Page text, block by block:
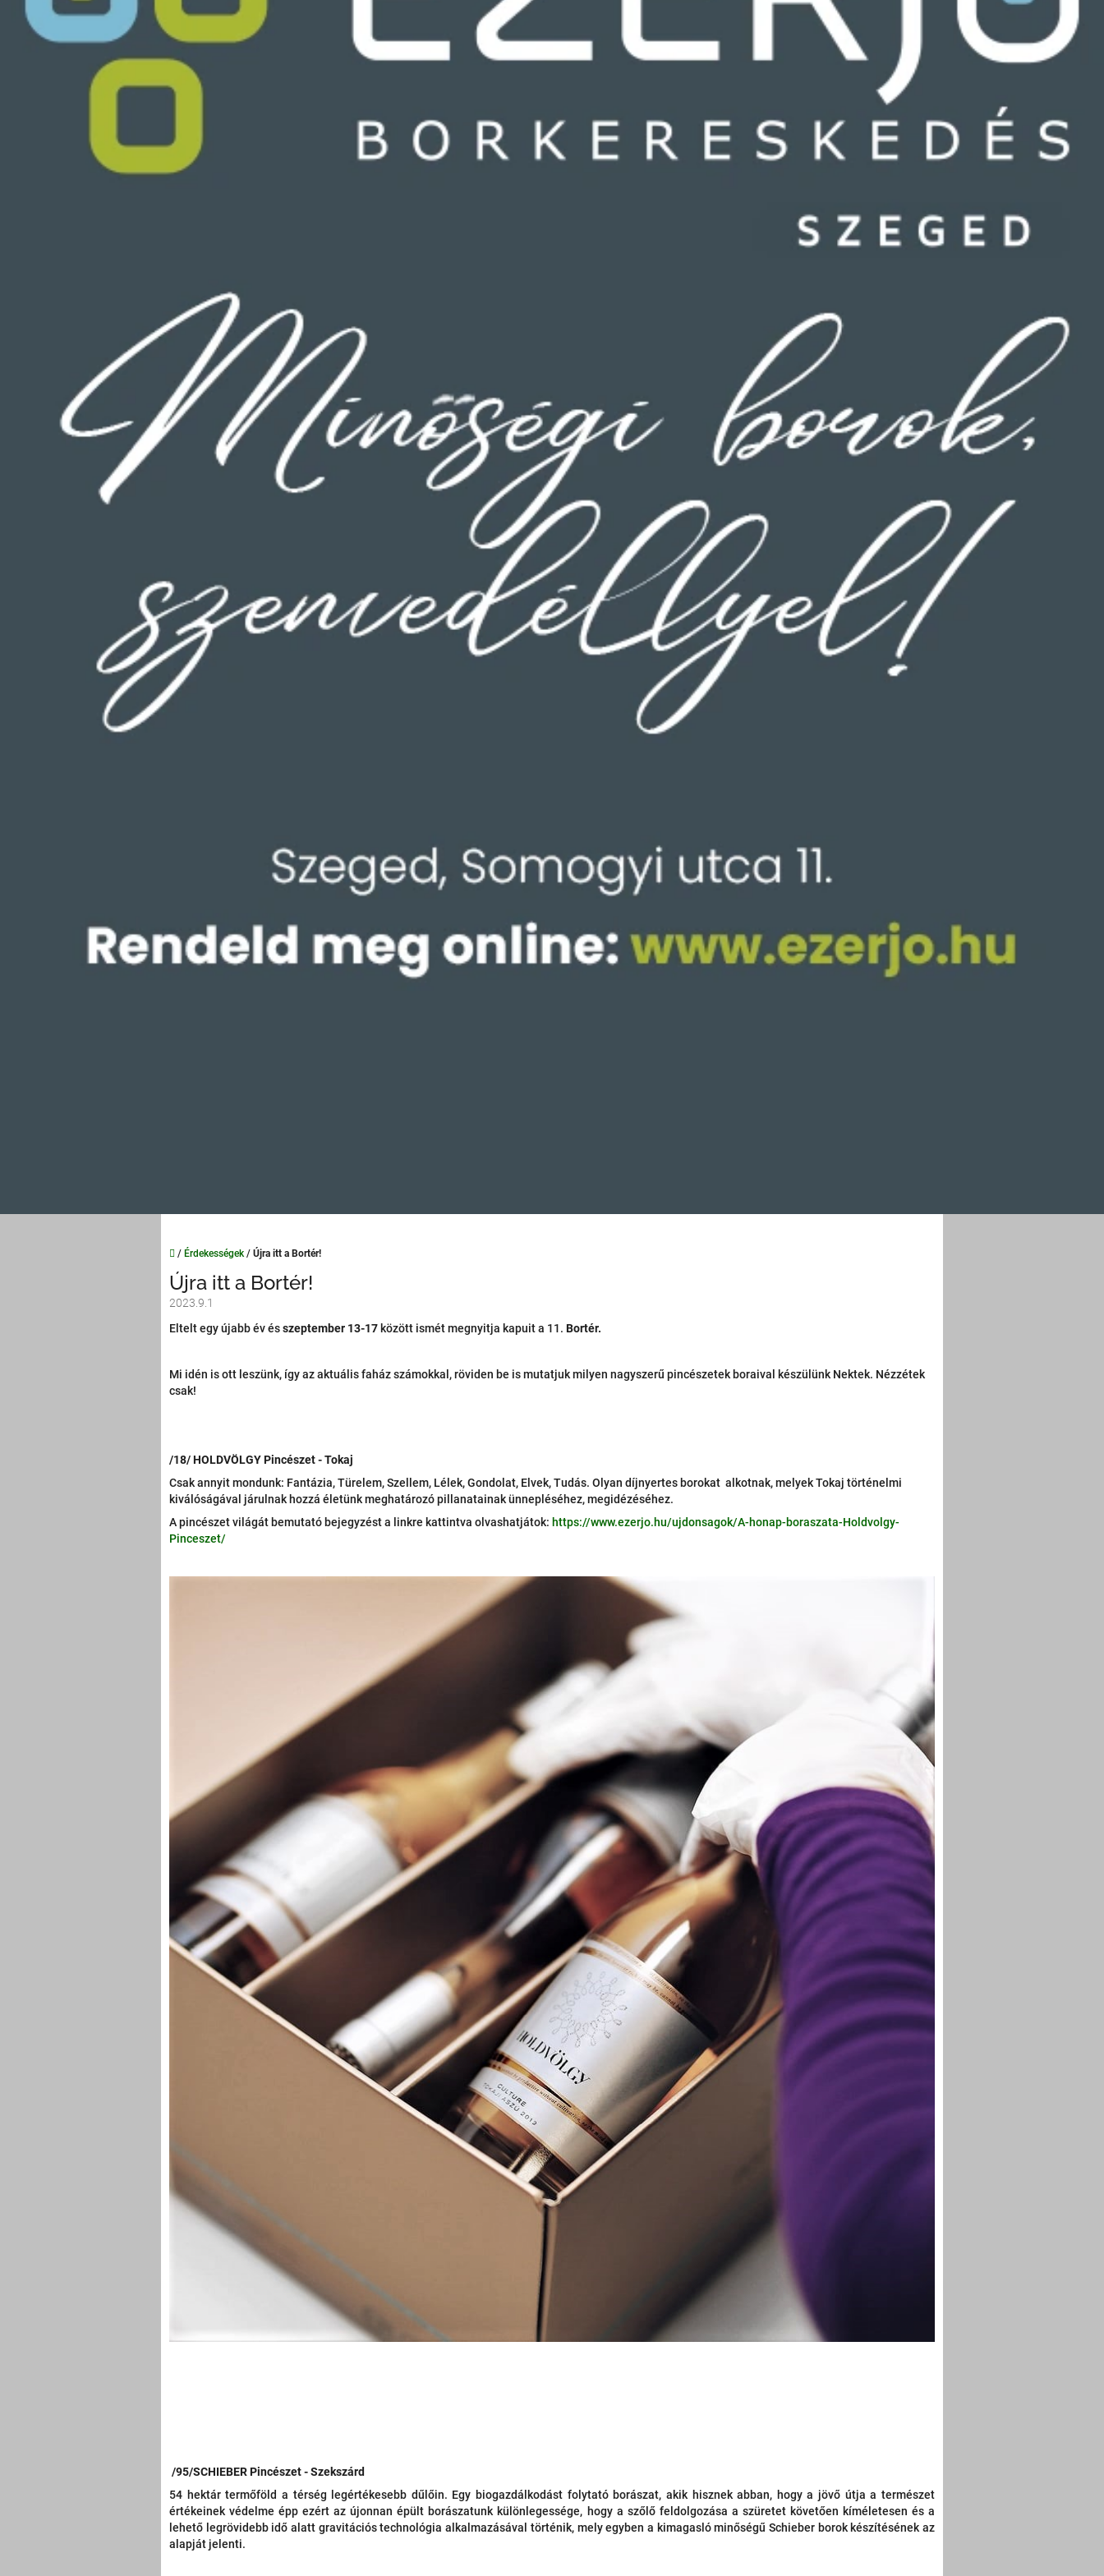
Kezdőlap
/ Érdekességek / Újra itt a Bortér!
Újra itt a Bortér!
2023.9.1
Eltelt egy újabb év ésszeptember 13-17 között ismét megnyitja kapuit a 11. Bortér.
Mi idén is ott leszünk, így az aktuális faház számokkal, röviden be is mutatjuk milyen nagyszerű pincészetek boraival készülünk Nektek. Nézzétek
csak!
/18/ HOLDVÖLGY Pincészet - Tokaj
Csak annyit mondunk: Fantázia, Türelem, Szellem, Lélek, Gondolat, Elvek, Tudás. Olyan díjnyertes borokat alkotnak, melyek Tokaj történelmi
kiválóságával járulnak hozzá életünk meghatározó pillanatainak ünnepléséhez, megidézéséhez.
A pincészet világát bemutató bejegyzést a linkre kattintva olvashatjátok: https://www.ezerjo.hu/ujdonsagok/A-honap-boraszata-Holdvolgy-
Pinceszet/
/95/SCHIEBER Pincészet - Szekszárd
54 hektár termőföld a térség legértékesebb dűlőin. Egy biogazdálkodást folytató borászat, akik hisznek abban, hogy a jövő útja a természet
értékeinek védelme épp ezért azújonnan épült borászatunk különlegessége, hogy a szőlő feldolgozása a szüretet követően kíméletesen és a
lehető legrövidebb idő alatt gravitációs technológia alkalmazásával történik, mely egyben a kimagasló minőségű Schieber borok készítésének az
alapját jelenti.